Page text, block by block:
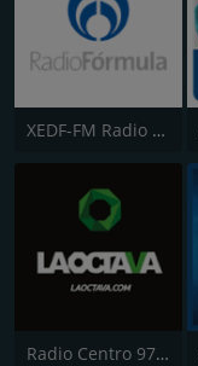
XEDF-FM Radio Fórmula (Segunda Cadena) 104.1
Radio Centro 97.7 FM